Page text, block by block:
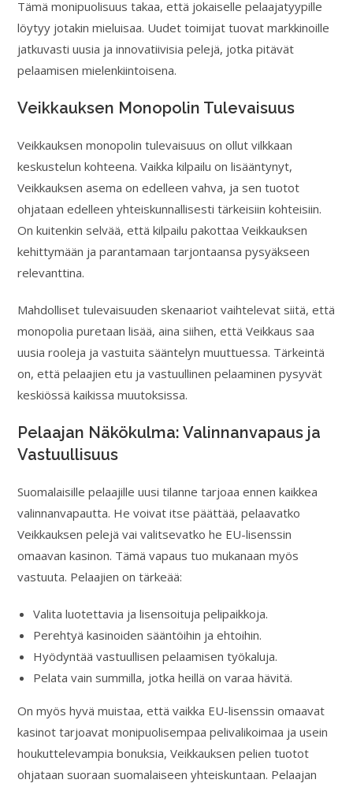
Tämä monipuolisuus takaa, että jokaiselle pelaajatyypille
löytyy jotakin mieluisaa. Uudet toimijat tuovat markkinoille
jatkuvasti uusia ja innovatiivisia pelejä, jotka pitävät
pelaamisen mielenkiintoisena.
Veikkauksen Monopolin Tulevaisuus
Veikkauksen monopolin tulevaisuus on ollut vilkkaan
keskustelun kohteena. Vaikka kilpailu on lisääntynyt,
Veikkauksen asema on edelleen vahva, ja sen tuotot
ohjataan edelleen yhteiskunnallisesti tärkeisiin kohteisiin.
On kuitenkin selvää, että kilpailu pakottaa Veikkauksen
kehittymään ja parantamaan tarjontaansa pysyäkseen
relevanttina.
Mahdolliset tulevaisuuden skenaariot vaihtelevat siitä, että
monopolia puretaan lisää, aina siihen, että Veikkaus saa
uusia rooleja ja vastuita sääntelyn muuttuessa. Tärkeintä
on, että pelaajien etu ja vastuullinen pelaaminen pysyvät
keskiössä kaikissa muutoksissa.
Pelaajan Näkökulma: Valinnanvapaus ja
Vastuullisuus
Suomalaisille pelaajille uusi tilanne tarjoaa ennen kaikkea
valinnanvapautta. He voivat itse päättää, pelaavatko
Veikkauksen pelejä vai valitsevatko he EU-lisenssin
omaavan kasinon. Tämä vapaus tuo mukanaan myös
vastuuta. Pelaajien on tärkeää:
Valita luotettavia ja lisensoituja pelipaikkoja.
Perehtyä kasinoiden sääntöihin ja ehtoihin.
Hyödyntää vastuullisen pelaamisen työkaluja.
Pelata vain summilla, jotka heillä on varaa hävitä.
On myös hyvä muistaa, että vaikka EU-lisenssin omaavat
kasinot tarjoavat monipuolisempaa pelivalikoimaa ja usein
houkuttelevampia bonuksia, Veikkauksen pelien tuotot
ohjataan suoraan suomalaiseen yhteiskuntaan. Pelaajan